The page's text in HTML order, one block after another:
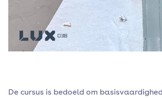
De cursus is bedoeld om